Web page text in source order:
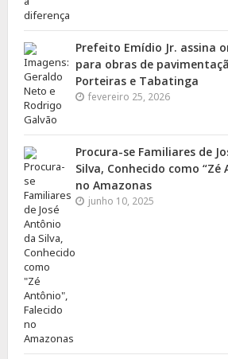
Prefeito Emídio Jr. assina
para obras de
Porteiras e Tabatinga
fevereiro 25, 2026
Procura-se Familiares de
Silva, Conhecido como “Zé
no Amazonas
junho 10, 2025